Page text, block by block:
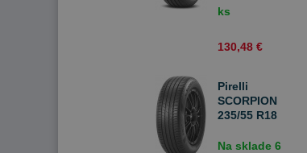
ks
130,48 €
Pirelli
SCORPION
235/55 R18
Na sklade 6